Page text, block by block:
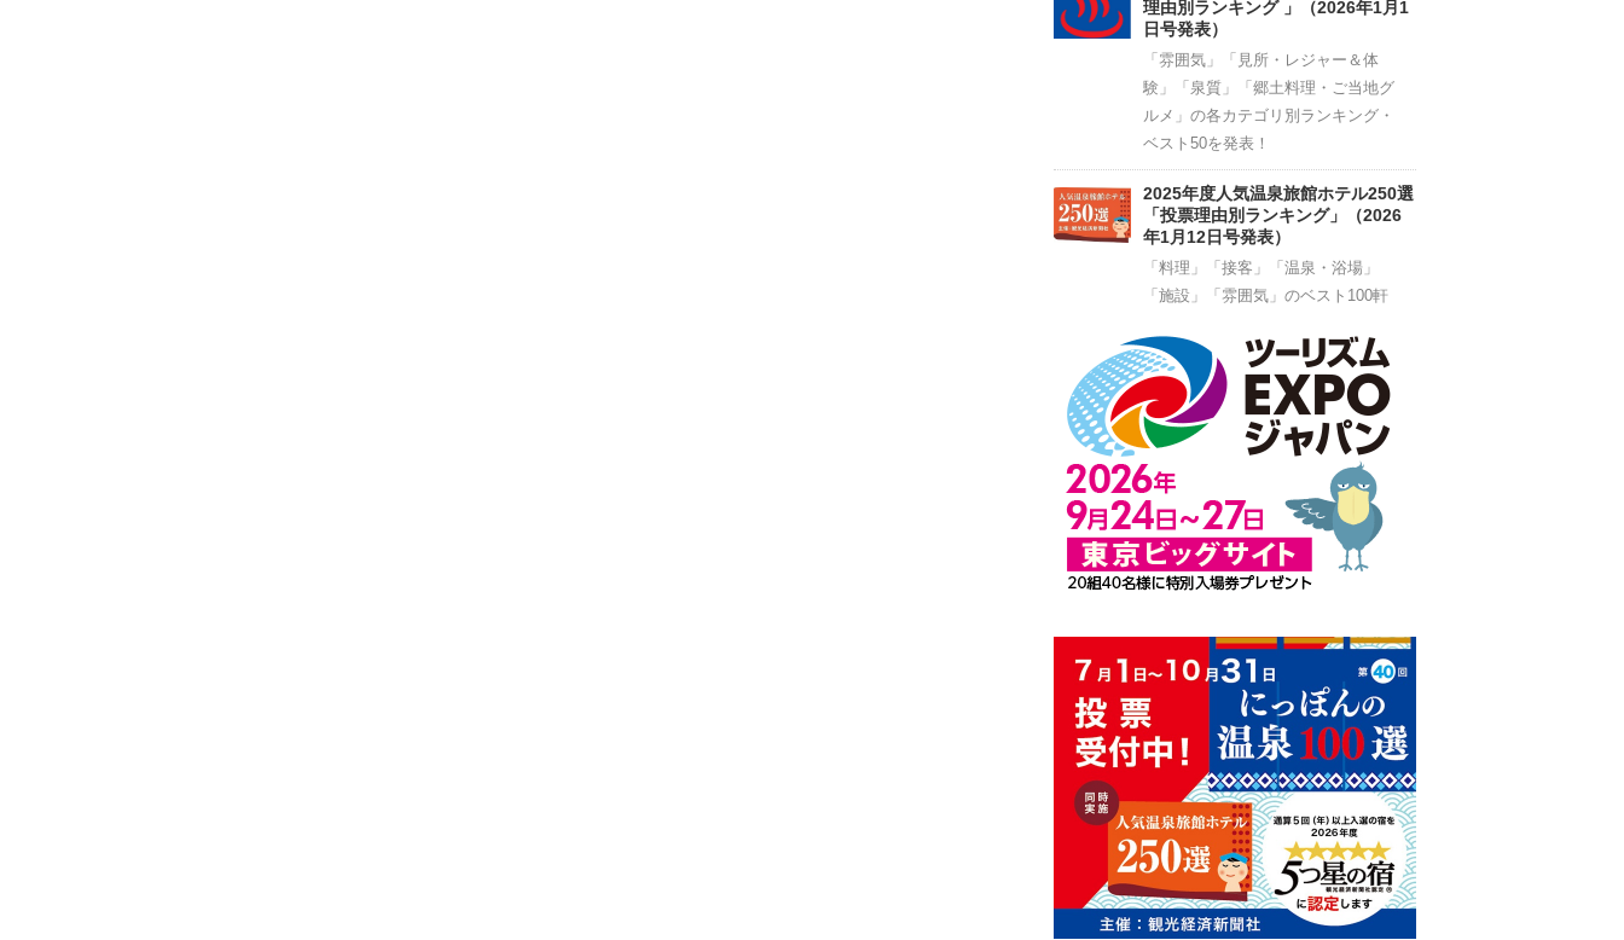
理由別ランキング 」（2026年1月1
日号発表）
「雰囲気」「見所・レジャー＆体
験」「泉質」「郷土料理・ご当地グ
ルメ」の各カテゴリ別ランキング・
ベスト50を発表！
2025年度人気温泉旅館ホテル250選
「投票理由別ランキング」（2026
年1月12日号発表）
「料理」「接客」「温泉・浴場」
「施設」「雰囲気」のベスト100軒